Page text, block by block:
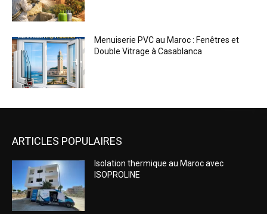
Menuiserie PVC au Maroc : Fenêtres et
Double Vitrage à Casablanca
ARTICLES POPULAIRES
Isolation thermique au Maroc avec
ISOPROLINE